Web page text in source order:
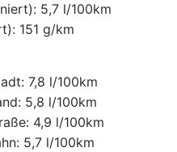
5,7 l/100km
151 g/km
7,8 l/100km
5,8 l/100km
4,9 l/100km
5,7 l/100km